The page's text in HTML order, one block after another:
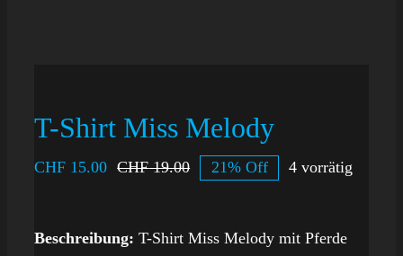
T-Shirt Miss Melody
CHF19.00
CHF15.00 21% Off 4 vorrätig
Beschreibung: T-Shirt Miss Melody mit Pferde